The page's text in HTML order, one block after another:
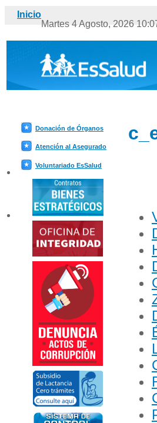
Inicio
Martes 4 Agosto, 2026
Donación de Órganos
Atención al Asegurado
Voluntariado EsSalud